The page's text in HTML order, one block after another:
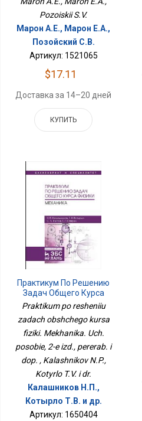
Pozoiskii S.V.
Марон А.Е., Марон Е.А.,
Позойский С.В.
Артикул: 1521065
$17.11
Доставка за 14–20 дней
КУПИТЬ
Практикум По Решению
Задач Общего Курса
Физики. Механика. Уч.
Пособие, 2-Е Изд.,
Перераб. И Доп.
Praktikum po resheniiu
zadach obshchego kursa
fiziki. Mekhanika. Uch.
posobie, 2-e izd., pererab. i
dop. , Kalashnikov N.P.,
Kotyrlo T.V. i dr.
Калашников Н.П.,
Котырло Т.В. и др.
Артикул: 1650404